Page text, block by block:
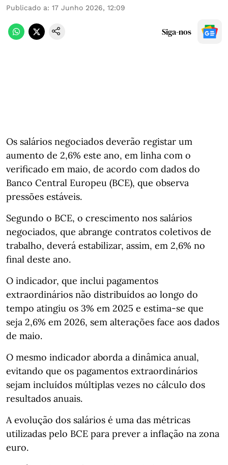
Publicado a: 17 Junho 2026, 12:09
Siga-nos
Os salários negociados deverão registar um
aumento de 2,6% este ano, em linha com o
verificado em maio, de acordo com dados do
Banco Central Europeu (BCE), que observa
pressões estáveis.
Segundo o BCE, o crescimento nos salários
negociados, que abrange contratos coletivos de
trabalho, deverá estabilizar, assim, em 2,6% no
final deste ano.
O indicador, que inclui pagamentos
extraordinários não distribuídos ao longo do
tempo atingiu os 3% em 2025 e estima-se que
seja 2,6% em 2026, sem alterações face aos dados
de maio.
O mesmo indicador aborda a dinâmica anual,
evitando que os pagamentos extraordinários
sejam incluídos múltiplas vezes no cálculo dos
resultados anuais.
A evolução dos salários é uma das métricas
utilizadas pelo BCE para prever a inflação na zona
euro.